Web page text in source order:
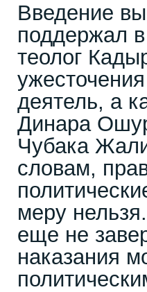
Введение
поддержал
теолог
деятель, а
Динара
Чубака
словам,
меру
еще не
наказания